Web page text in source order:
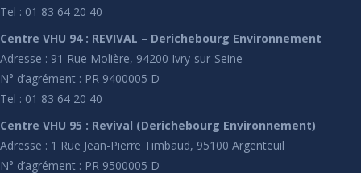
Tel : 01 83 64 20 40
Centre VHU 94 : REVIVAL – Derichebourg Environnement
Adresse : 91 Rue Molière, 94200 Ivry-sur-Seine
N° d’agrément : PR 9400005 D
Tel : 01 83 64 20 40
Centre VHU 95 : Revival (Derichebourg Environnement)
Adresse : 1 Rue Jean-Pierre Timbaud, 95100 Argenteuil
N° d’agrément : PR 9500005 D